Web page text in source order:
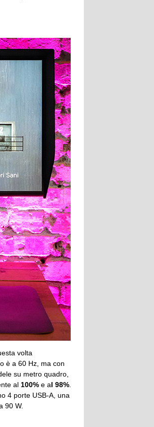
volta
è a 60 Hz, ma con
su metro quadro,
al 100% e al 98%
4 porte USB-A, una
90 W.